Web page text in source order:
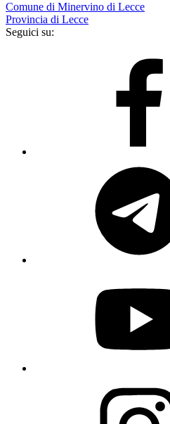
Comune di Minervino di Lecce
Provincia di Lecce
Seguici su: